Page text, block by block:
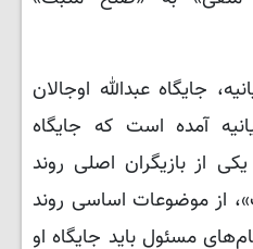
جایگاه عبدالله اوجالان
آمده است که جایگاه
از بازیگران اصلی روند
از موضوعات اساسی روند
مسئول باید جایگاه او